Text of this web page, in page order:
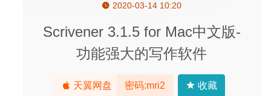
2020-03-14 10:20
Scrivener 3.1.5 for Mac中文版-
功能强大的写作软件
天翼网盘 密码:mri2 收藏
Downie 4.0.5 for Mac中文版-视频网站视频下载工具
Focusplan Pro 1.6.17 中文版 – 全能型思维导图和头脑风暴
Middle 1.4.6 – 触控板和鼠标增强工具 2020-08-11
Navicat Premium 15.0.16 中文版-可多重连接的数据库管理